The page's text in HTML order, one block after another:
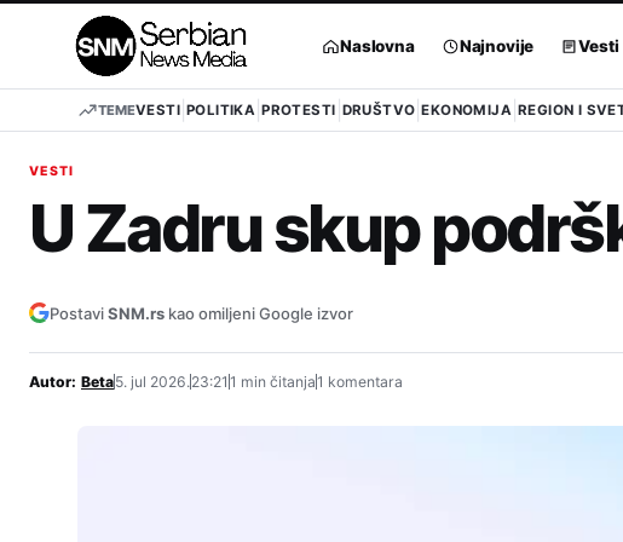
Naslovna Najnovije Vesti
TEMEVESTI POLITIKA PROTESTI DRUŠTVO EKONOMIJA REGION I
VESTI
U Zadru skup
PostaviSNM.rs kao omiljeni Google izvor
Autor: Beta5. jul 2026.23:21 1 min čitanja1 komentara